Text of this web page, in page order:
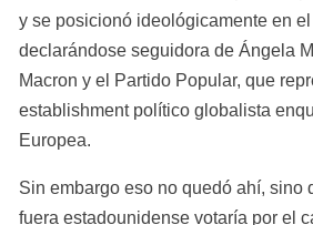
y se posicionó ideológicamente en el
declarándose seguidora de Ángela
Macron y el Partido Popular, que
establishment político globalista
Europea.
Sin embargo eso no quedó ahí, sino
fuera estadounidense votaría por el